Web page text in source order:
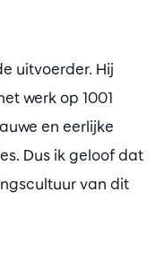
uitvoerder. Hij
werk op 1001
en eerlijke
Dus ik geloof dat
van dit